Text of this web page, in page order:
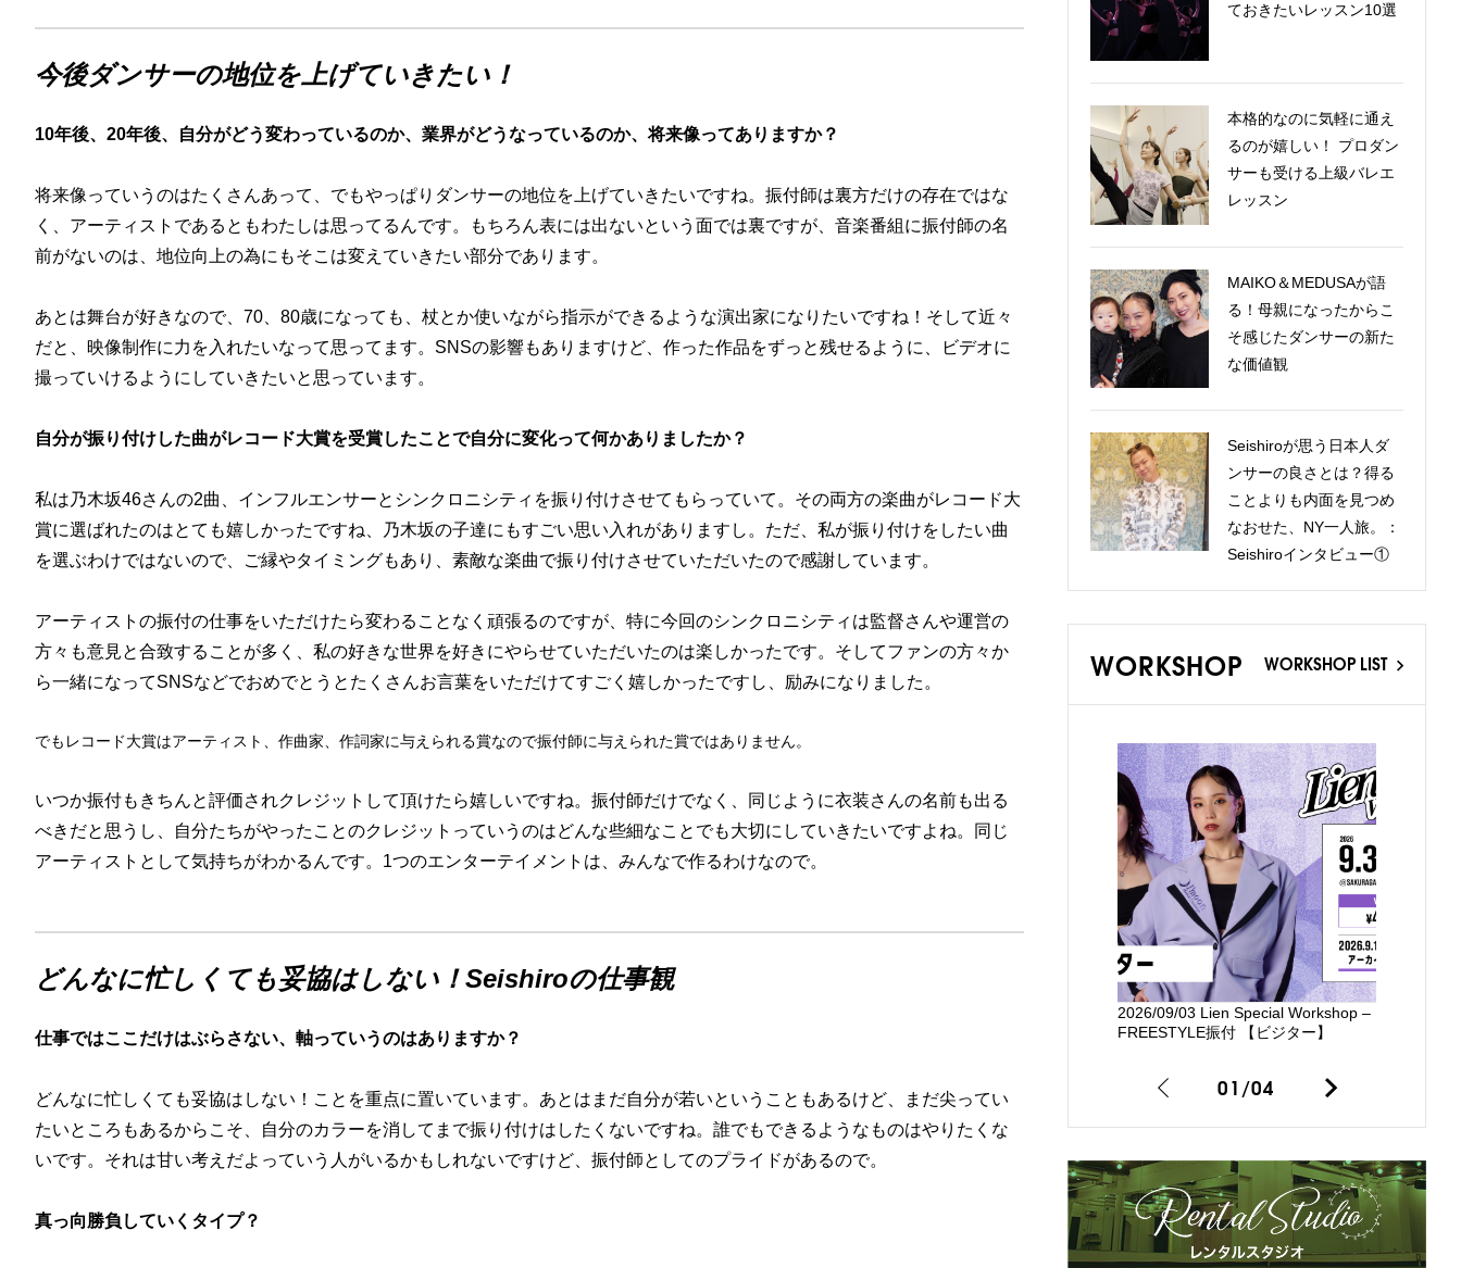
今後ダンサーの地位を上げていきたい！
10年後、20年後、自分がどう変わっているのか、業界がどうなっているのか、将来像ってありますか？
将来像っていうのはたくさんあって、でもやっぱりダンサーの地位を上げていきたいですね。振付師は裏方だけの存在ではな
く、アーティストであるともわたしは思ってるんです。もちろん表には出ないという面では裏ですが、音楽番組に振付師の名
前がないのは、地位向上の為にもそこは変えていきたい部分であります。
あとは舞台が好きなので、70、80歳になっても、杖とか使いながら指示ができるような演出家になりたいですね！そして近々
だと、映像制作に力を入れたいなって思ってます。SNSの影響もありますけど、作った作品をずっと残せるように、ビデオに
撮っていけるようにしていきたいと思っています。
自分が振り付けした曲がレコード大賞を受賞したことで自分に変化って何かありましたか？
私は乃木坂46さんの2曲、インフルエンサーとシンクロニシティを振り付けさせてもらっていて。その両方の楽曲がレコード大
賞に選ばれたのはとても嬉しかったですね、乃木坂の子達にもすごい思い入れがありますし。ただ、私が振り付けをしたい曲
を選ぶわけではないので、ご縁やタイミングもあり、素敵な楽曲で振り付けさせていただいたので感謝しています。
アーティストの振付の仕事をいただけたら変わることなく頑張るのですが、特に今回のシンクロニシティは監督さんや運営の
方々も意見と合致することが多く、私の好きな世界を好きにやらせていただいたのは楽しかったです。そしてファンの方々か
ら一緒になってSNSなどでおめでとうとたくさんお言葉をいただけてすごく嬉しかったですし、励みになりました。
でもレコード大賞はアーティスト、作曲家、作詞家に与えられる賞なので振付師に与えられた賞ではありません。
いつか振付もきちんと評価されクレジットして頂けたら嬉しいですね。振付師だけでなく、同じように衣装さんの名前も出る
べきだと思うし、自分たちがやったことのクレジットっていうのはどんな些細なことでも大切にしていきたいですよね。同じ
アーティストとして気持ちがわかるんです。1つのエンターテイメントは、みんなで作るわけなので。
どんなに忙しくても妥協はしない！Seishiroの仕事観
仕事ではここだけはぶらさない、軸っていうのはありますか？
どんなに忙しくても妥協はしない！ことを重点に置いています。あとはまだ自分が若いということもあるけど、まだ尖ってい
たいところもあるからこそ、自分のカラーを消してまで振り付けはしたくないですね。誰でもできるようなものはやりたくな
いです。それは甘い考えだよっていう人がいるかもしれないですけど、振付師としてのプライドがあるので。
真っ向勝負していくタイプ？
ておきたいレッスン10選
本格的なのに気軽に通え
るのが嬉しい！ プロダン
サーも受ける上級バレエ
レッスン
MAIKO＆MEDUSAが語
る！母親になったからこ
そ感じたダンサーの新た
な価値観
Seishiroが思う日本人ダ
ンサーの良さとは？得る
ことよりも内面を見つめ
なおせた、NY一人旅。：
Seishiroインタビュー①
WORKSHOP WORKSHOP LIST
2026/09/03 Lien Special Workshop –
FREESTYLE振付 【ビジター】
01/04